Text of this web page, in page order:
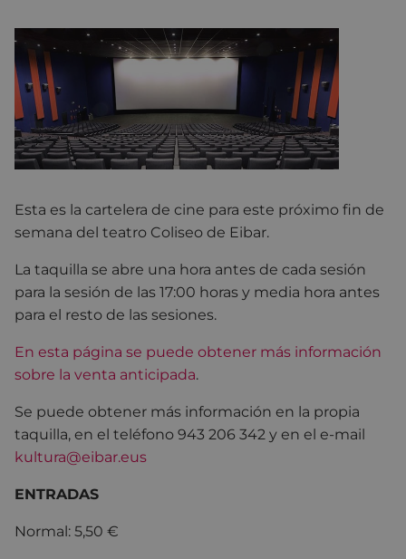
Esta es la cartelera de cine para este próximo fin de
semana del teatro Coliseo de Eibar.
La taquilla se abre una hora antes de cada sesión
para la sesión de las 17:00 horas y media hora antes
para el resto de las sesiones.
En esta página se puede obtener más información
sobre la venta anticipada.
Se puede obtener más información en la propia
taquilla, en el teléfono 943 206 342 y en el e-mail
kultura@eibar.eus
ENTRADAS
Normal: 5,50 €